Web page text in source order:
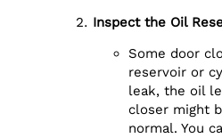
Inspect the Oil
Some door
reservoir or
leak, the oil
closer might
normal. You